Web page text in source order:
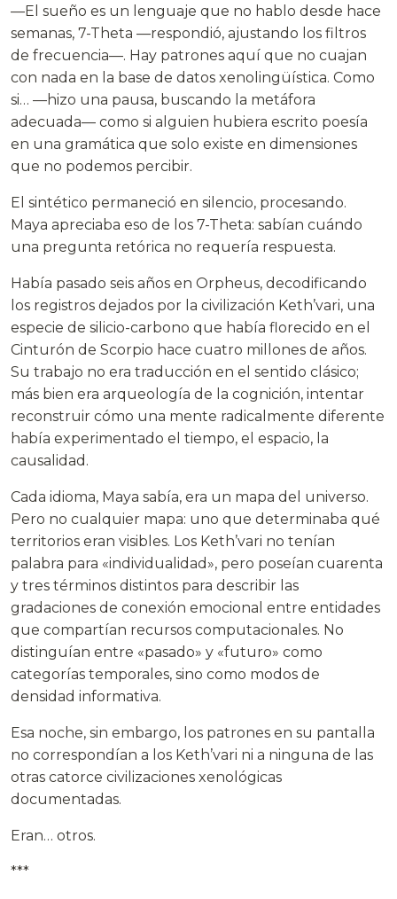
—El sueño es un lenguaje que no hablo desde hace
semanas, 7-Theta —respondió, ajustando los filtros
de frecuencia—. Hay patrones aquí que no cuajan
con nada en la base de datos xenolingüística. Como
si… —hizo una pausa, buscando la metáfora
adecuada— como si alguien hubiera escrito poesía
en una gramática que solo existe en dimensiones
que no podemos percibir.
El sintético permaneció en silencio, procesando.
Maya apreciaba eso de los 7-Theta: sabían cuándo
una pregunta retórica no requería respuesta.
Había pasado seis años en Orpheus, decodificando
los registros dejados por la civilización Keth’vari, una
especie de silicio-carbono que había florecido en el
Cinturón de Scorpio hace cuatro millones de años.
Su trabajo no era traducción en el sentido clásico;
más bien era arqueología de la cognición, intentar
reconstruir cómo una mente radicalmente diferente
había experimentado el tiempo, el espacio, la
causalidad.
Cada idioma, Maya sabía, era un mapa del universo.
Pero no cualquier mapa: uno que determinaba qué
territorios eran visibles. Los Keth’vari no tenían
palabra para «individualidad», pero poseían cuarenta
y tres términos distintos para describir las
gradaciones de conexión emocional entre entidades
que compartían recursos computacionales. No
distinguían entre «pasado» y «futuro» como
categorías temporales, sino como modos de
densidad informativa.
Esa noche, sin embargo, los patrones en su pantalla
no correspondían a los Keth’vari ni a ninguna de las
otras catorce civilizaciones xenológicas
documentadas.
Eran… otros.
***